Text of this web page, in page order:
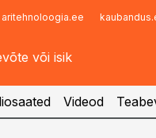
aritehnoloogia.ee
Infopank
Videod